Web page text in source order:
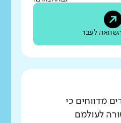
לעבר
מדווחים כי
לעולמם